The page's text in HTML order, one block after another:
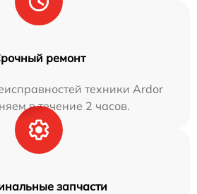
ремонт
техники Ardor
в течение 2 часов.
запчасти